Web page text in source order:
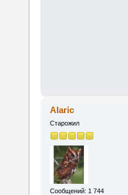
Alaric
Старожил
Сообщений: 1 744